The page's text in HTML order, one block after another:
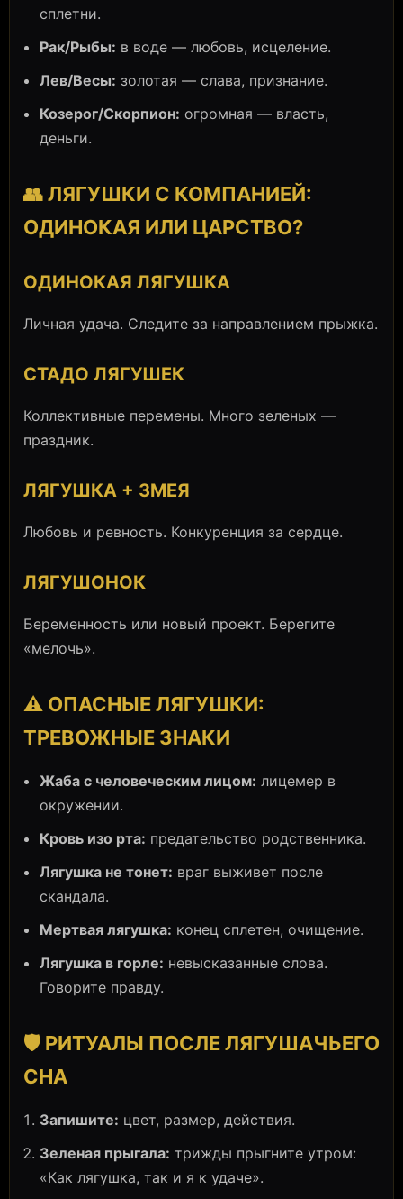
сплетни.
Рак/Рыбы: в воде — любовь, исцеление.
Лев/Весы: золотая — слава, признание.
Козерог/Скорпион: огромная — власть,
деньги.
👥 ЛЯГУШКИ С КОМПАНИЕЙ:
ОДИНОКАЯ ИЛИ ЦАРСТВО?
ОДИНОКАЯ ЛЯГУШКА
Личная удача. Следите за направлением прыжка.
СТАДО ЛЯГУШЕК
Коллективные перемены. Много зеленых —
праздник.
ЛЯГУШКА + ЗМЕЯ
Любовь и ревность. Конкуренция за сердце.
ЛЯГУШОНОК
Беременность или новый проект. Берегите
«мелочь».
⚠️ ОПАСНЫЕ ЛЯГУШКИ:
ТРЕВОЖНЫЕ ЗНАКИ
Жаба с человеческим лицом: лицемер в
окружении.
Кровь изо рта: предательство родственника.
Лягушка не тонет: враг выживет после
скандала.
Мертвая лягушка: конец сплетен, очищение.
Лягушка в горле: невысказанные слова.
Говорите правду.
🛡️ РИТУАЛЫ ПОСЛЕ ЛЯГУШАЧЬЕГО
СНА
Запишите: цвет, размер, действия.
Зеленая прыгала: трижды прыгните утром:
«Как лягушка, так и я к удаче».